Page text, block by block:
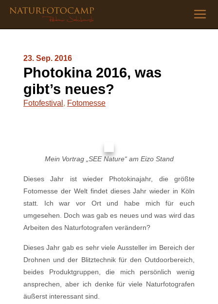
23. Sep. 2016
Photokina 2016, was
gibt’s neues?
Fotofestival , Fotomesse
Mein Vortrag „SEE Nature“ am Eizo Stand
Dieses Jahr ist wieder Photokinajahr, die größte
Fotomesse der Welt findet dieses Jahr wieder in Köln
statt. Ich war vor Ort und habe mich für euch
umgesehen. Doch was gab es neues und was wird das
Arbeiten des Naturfotografen verändern?
Dieses Jahr gab es sehr viele Aussteller im Bereich der
Drohnen und der Blitztechnik für den Outdoorbereich,
beides Produktgruppen, die mich persönlich wenig
ansprechen, aber ich denke für viele Naturfotografen
äußerst interessant sind.